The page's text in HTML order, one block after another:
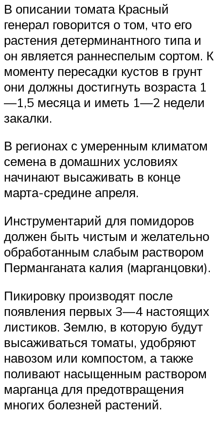
В описании томата Красный
генерал говорится о том, что его
растения детерминантного типа и
он является раннеспелым сортом. К
моменту пересадки кустов в грунт
они должны достигнуть возраста 1
—1,5 месяца и иметь 1—2 недели
закалки.
В регионах с умеренным климатом
семена в домашних условиях
начинают высаживать в конце
марта-средине апреля.
Инструментарий для помидоров
должен быть чистым и желательно
обработанным слабым раствором
Перманганата калия (марганцовки).
Пикировку производят после
появления первых 3—4 настоящих
листиков. Землю, в которую будут
высаживаться томаты, удобряют
навозом или компостом, а также
поливают насыщенным раствором
марганца для предотвращения
многих болезней растений.